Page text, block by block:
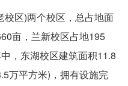
校区)两个校区，总占地面
亩，兰新校区占地195
，东湖校区建筑面积11.8
万平方米)，拥有设施完